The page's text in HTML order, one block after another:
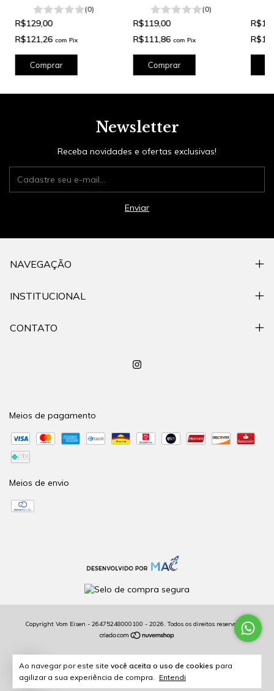
Ao navegar por este site você aceita o uso de cookies para
agilizar a sua experiência de compra. Entendi
(0)
R$129,00
R$121,26 com Pix
Comprar
(0)
R$119,00
R$111,86 com Pix
Comprar
Newsletter
Receba novidades e ofertas exclusivas!
NAVEGAÇÃO
INSTITUCIONAL
CONTATO
Meios de pagamento
Meios de envio
Copyright Vom Eisen - 26475248000100 - 2026. Todos os direitos reservados.